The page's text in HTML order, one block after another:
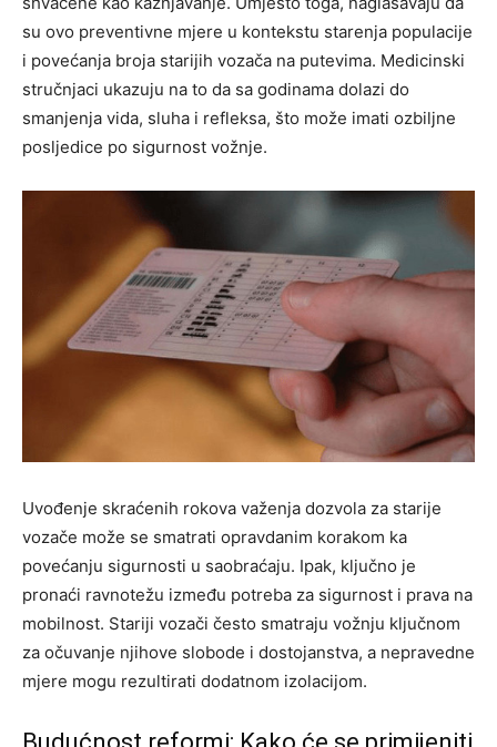
su ovo preventivne mjere u kontekstu starenja populacije
i povećanja broja starijih vozača na putevima. Medicinski
stručnjaci ukazuju na to da sa godinama dolazi do
smanjenja vida, sluha i refleksa, što može imati ozbiljne
posljedice po sigurnost vožnje.
Uvođenje skraćenih rokova važenja dozvola za starije
vozače može se smatrati opravdanim korakom ka
povećanju sigurnosti u saobraćaju. Ipak, ključno je
pronaći ravnotežu između potreba za sigurnost i prava na
mobilnost. Stariji vozači često smatraju vožnju ključnom
za očuvanje njihove slobode i dostojanstva, a nepravedne
mjere mogu rezultirati dodatnom izolacijom.